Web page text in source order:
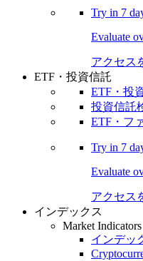
Try in 7
Evaluate
アクセス
ETF・投資信託
ETF・投
投資信託
ETF・フ
Try in 7
Evaluate
アクセス
インデックス
Market Indicators
インデッ